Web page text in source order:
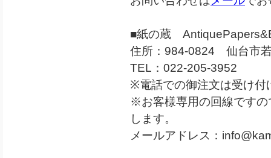
■紙の蔵
住所：984-0824 仙台市
TEL：022-205-3952
※電話での御注文は受け付
※お客様専用の回線ですの
します。
メールアドレス：